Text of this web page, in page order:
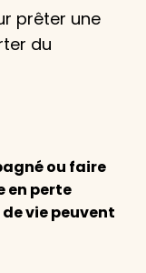
prêter une
du
ou faire
en perte
vie peuvent